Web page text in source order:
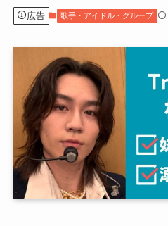
広告 歌手・アイドル・グループ